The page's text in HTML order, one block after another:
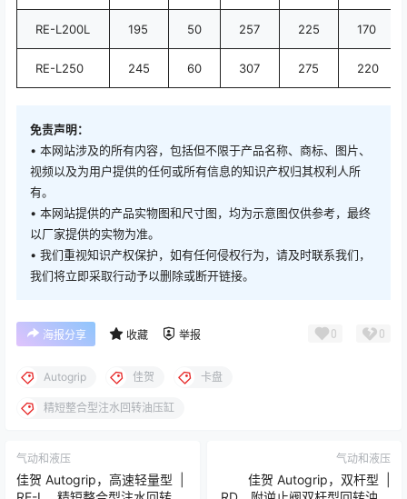
RE-L200L 195 50 257 225 170
RE-L250 245 60 307 275 220
免责声明：
• 本网站涉及的所有内容，包括但不限于产品名称、商标、图片、
视频以及为用户提供的任何或所有信息的知识产权归其权利人所
有。
• 本网站提供的产品实物图和尺寸图，均为示意图仅供参考，最终
以厂家提供的实物为准。
• 我们重视知识产权保护，如有任何侵权行为，请及时联系我们，
我们将立即采取行动予以删除或断开链接。
海报分享 收藏 举报 0 0
Autogrip 佳贺 卡盘
精短整合型注水回转油压缸
气动和液压
佳贺 Autogrip，高速轻量型 |
气动和液压
佳贺 Autogrip，双杆型 |